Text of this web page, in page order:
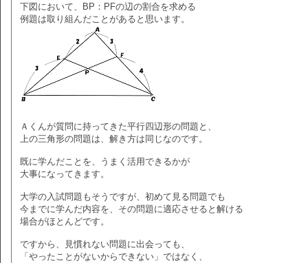
下図において、BP：PFの辺の割合を求める
例題は取り組んだことがあると思います。
Ａくんが質問に持ってきた平行四辺形の問題と、
上の三角形の問題は、解き方は同じなのです。
既に学んだことを、うまく活用できるかが
大事になってきます。
大学の入試問題もそうですが、初めて見る問題でも
今までに学んだ内容を、その問題に適応させると解ける
場合がほとんどです。
ですから、見慣れない問題に出会っても、
「やったことがないからできない」ではなく、